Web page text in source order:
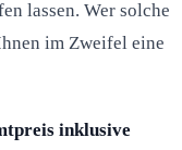
lassen. Wer solche
im Zweifel eine
inklusive